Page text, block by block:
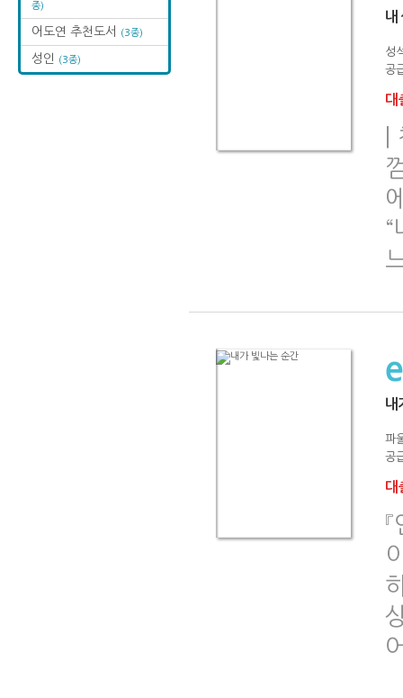
종)
어도연 추천도서 (3종)
성인 (3종)
내
성
공
대
내
파
공
대